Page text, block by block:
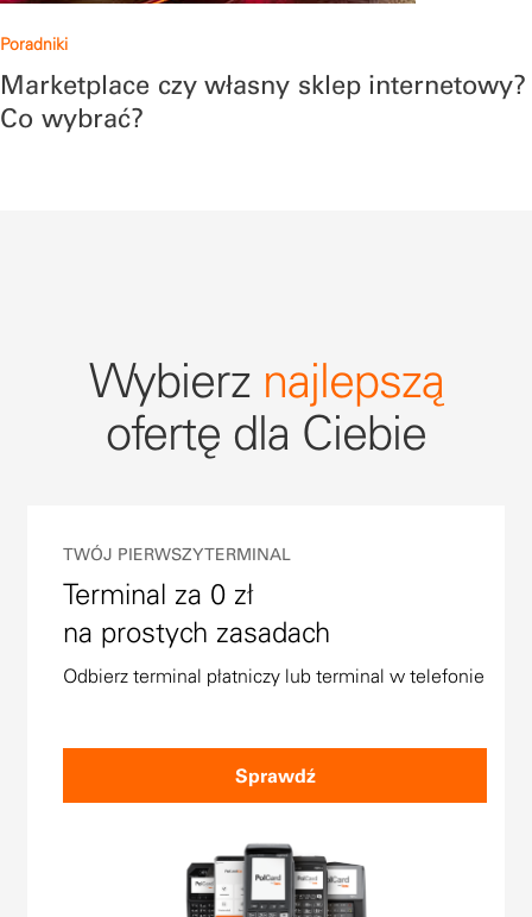
Poradniki
Marketplace czy własny sklep internetowy?
Co wybrać?
Wybierz najlepszą
ofertę dla Ciebie
TWÓJ PIERWSZY TERMINAL
Terminal za 0 zł
na prostych zasadach
Odbierz terminal płatniczy lub terminal w telefonie
Sprawdź